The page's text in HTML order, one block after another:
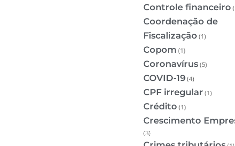
Controle financeiro
Coordenação de
Fiscalização (1)
Copom (1)
Coronavírus(5)
COVID-19(4)
CPF irregular (1)
Crédito (1)
Crescimento
(3)